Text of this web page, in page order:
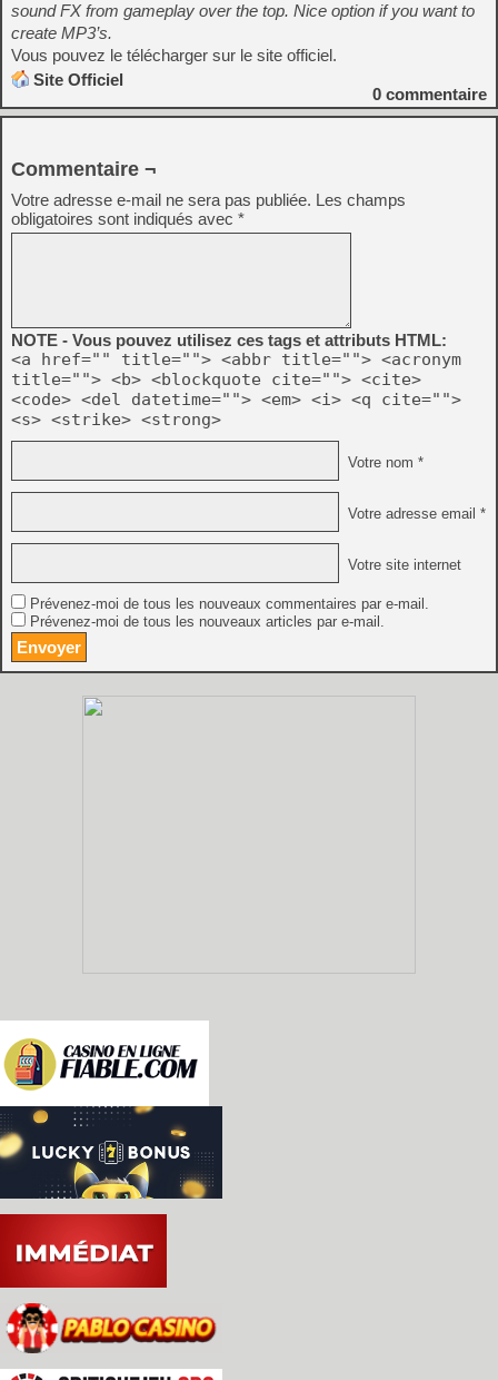
sound FX from gameplay over the top. Nice option if you want to
create MP3’s.
Vous pouvez le télécharger sur le site officiel.
Site Officiel
0 commentaire
Commentaire ¬
Votre adresse e-mail ne sera pas publiée. Les champs
obligatoires sont indiqués avec *
NOTE - Vous pouvez utilisez ces tags et attributs HTML:
<a href="" title=""> <abbr title=""> <acronym
title=""> <b> <blockquote cite=""> <cite>
<code> <del datetime=""> <em> <i> <q cite="">
<s> <strike> <strong>
Votre nom *
Votre adresse email *
Votre site internet
Prévenez-moi de tous les nouveaux commentaires par e-mail.
Prévenez-moi de tous les nouveaux articles par e-mail.